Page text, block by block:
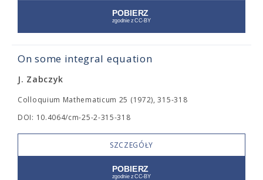
On some integral equation
J. Zabczyk
Colloquium Mathematicum 25 (1972), 315-318
DOI: 10.4064/cm-25-2-315-318
SZCZEGÓŁY